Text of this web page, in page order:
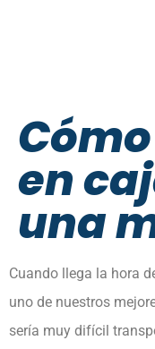
en
una
Cuando llega la hora
uno de nuestros
sería muy difícil